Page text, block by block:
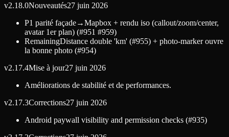
v2.18.0Nouveautés27 juin 2026
P1 parité façade→Mapbox + rendu iso (callout/zoom/center,
avatar 1er plan) (#951 #959)
RemainingDistance double 'km' (#955) + photo-marker ouvre
la bonne photo (#954)
v2.17.4Mise à jour27 juin 2026
Améliorations de stabilité et de performances.
v2.17.3Corrections27 juin 2026
Android paywall visibility and permission checks (#935)